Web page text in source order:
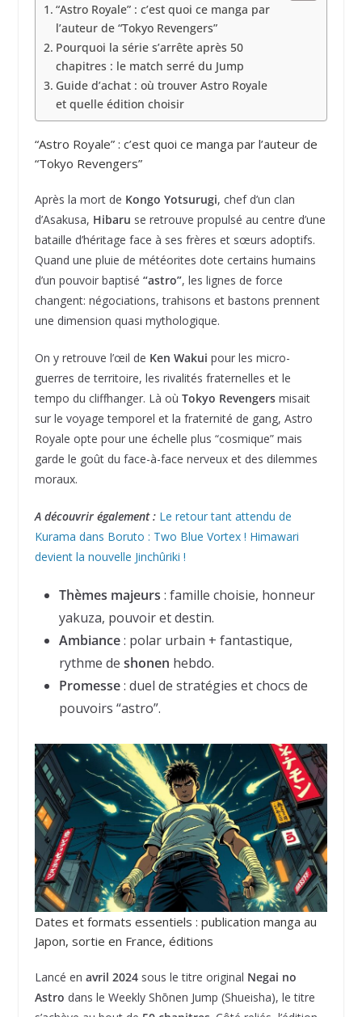
“Astro Royale” : c’est quoi ce manga par
l’auteur de “Tokyo Revengers”
Pourquoi la série s’arrête après 50
chapitres : le match serré du Jump
Guide d’achat : où trouver Astro Royale
et quelle édition choisir
“Astro Royale” : c’est quoi ce manga par l’auteur de
“Tokyo Revengers”
Après la mort de Kongo Yotsurugi, chef d’un clan
d’Asakusa, Hibaru se retrouve propulsé au centre d’une
bataille d’héritage face à ses frères et sœurs adoptifs.
Quand une pluie de météorites dote certains humains
d’un pouvoir baptisé “astro”, les lignes de force
changent: négociations, trahisons et bastons prennent
une dimension quasi mythologique.
On y retrouve l’œil de Ken Wakui pour les micro-
guerres de territoire, les rivalités fraternelles et le
tempo du cliffhanger. Là où Tokyo Revengersmisait
sur le voyage temporel et la fraternité de gang, Astro
Royale opte pour une échelle plus “cosmique” mais
garde le goût du face-à-face nerveux et des dilemmes
moraux.
A découvrir également : Le retour tant attendu de
Kurama dans Boruto : Two Blue Vortex ! Himawari
devient la nouvelle Jinchûriki !
Thèmes majeurs : famille choisie, honneur
yakuza, pouvoir et destin.
Ambiance: polar urbain + fantastique,
rythme de shonen hebdo.
Promesse: duel de stratégies et chocs de
pouvoirs “astro”.
Dates et formats essentiels : publication manga au
Japon, sortie en France, éditions
Lancé en avril 2024sous le titre original Negai no
Astro dans le Weekly Shōnen Jump (Shueisha), le titre